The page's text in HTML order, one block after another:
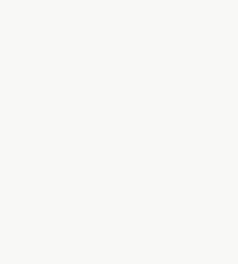
вашем здоровье.
которые обладают
Неделя будет
здоровым амбициям.
исключено, что